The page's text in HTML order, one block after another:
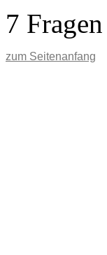
7
zum Seitenanfang